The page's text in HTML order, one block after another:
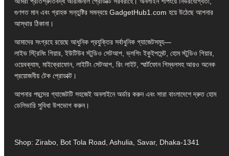
গুণগত মান এবং গ্রাহক সন্তুষ্টির সমন্বয়ে GadgetHub1.com হয়ে উঠেছে আপনার
আস্থার ঠিকানা।
আমাদের সংগ্রহে রয়েছে আধুনিক প্রযুক্তির সর্বাধুনিক গ্যাজেটসমূহ—
লাইভ স্ট্রিমিং গিয়ার, ইউটিউব স্টুডিও সেটআপ, ভ্লগিং ইকুইপমেন্ট, হোম স্টুডিও গিয়ার,
ওয়েবক্যাম, মাইক্রোফোন, লাইটিং সেটআপ, রিং লাইট, স্মার্টফোন গিম্বলসহ আরও অনেক
প্রয়োজনীয় টেক প্রোডাক্ট।
আপনার পছন্দের গ্যাজেটটি সহজেই অনলাইনে অর্ডার করুন এবং সারা বাংলাদেশে দ্রুত হোম
ডেলিভারি সুবিধা উপভোগ করুন।
Shop: Zirabo, Bot Tola Road, Ashulia, Savar, Dhaka-1341